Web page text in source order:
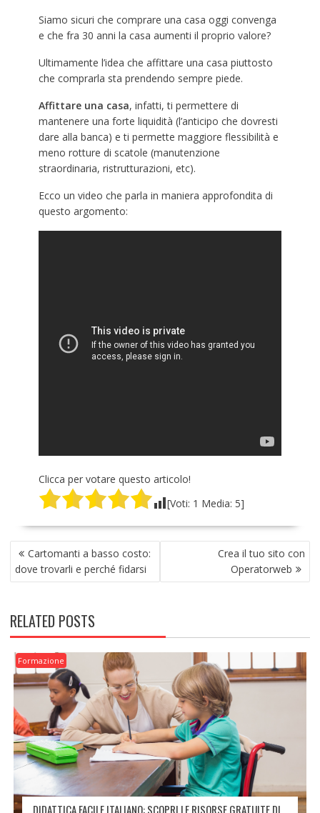
Siamo sicuri che comprare una casa oggi convenga
e che fra 30 anni la casa aumenti il proprio valore?
Ultimamente l’idea che affittare una casa piuttosto
che comprarla sta prendendo sempre piede.
Affittare una casa, infatti, ti permettere di
mantenere una forte liquidità (l’anticipo che dovresti
dare alla banca) e ti permette maggiore flessibilità e
meno rotture di scatole (manutenzione
straordinaria, ristrutturazioni, etc).
Ecco un video che parla in maniera approfondita di
questo argomento:
Clicca per votare questo articolo!
[Voti: 1 Media: 5]
NAVIGAZIONE
ARTICOLI
Cartomanti a basso costo:
dove trovarli e perché fidarsi
Crea il tuo sito con
Operatorweb
RELATED POSTS
Formazione
DIDATTICA FACILE ITALIANO: SCOPRI LE RISORSE GRATUITE DI